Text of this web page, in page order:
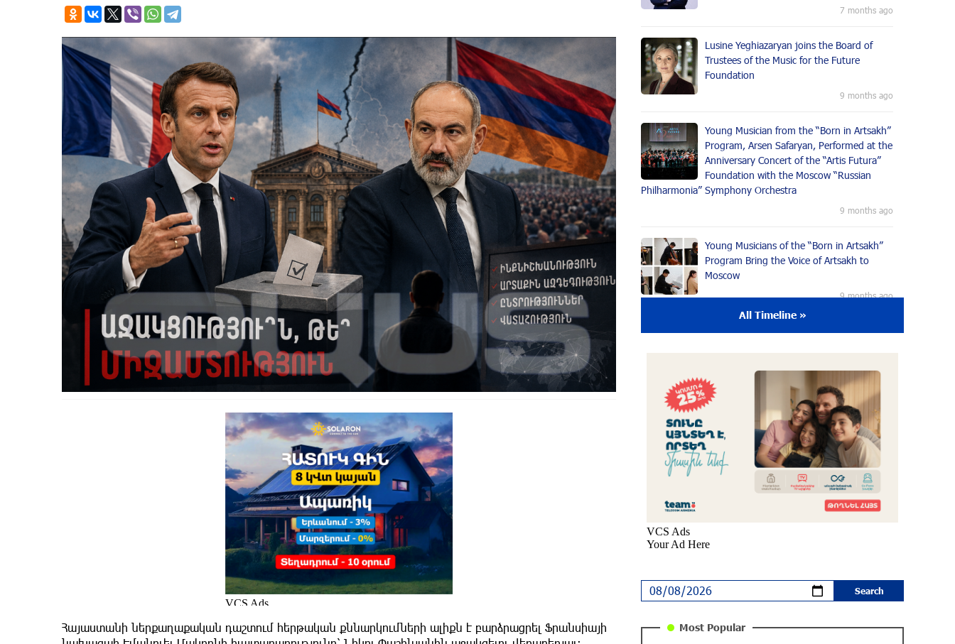
Հայաստանի ներքաղաքական դաշտում հերթական քննարկումների ալիքն է բարձրացրել Ֆրանսիայի
7 months ago
Lusine Yeghiazaryan joins the Board of
Trustees of the Music for the Future
Foundation
9 months ago
Young Musician from the “Born in Artsakh”
Program, Arsen Safaryan, Performed at the
Anniversary Concert of the “Artis Futura”
Foundation with the Moscow “Russian
Philharmonia” Symphony Orchestra
9 months ago
Young Musicians of the “Born in Artsakh”
Program Bring the Voice of Artsakh to
Moscow
9 months ago
The Sound of Artsakh in the USA
Educational Trip and First U.S. Concert of
the Music for Future Foundation’s Young
Musicians
10 months ago
Empowering the Next Generation of
Armenian Talents: “Music for Future”
DIALOG Organization - Partner of the
“Born in Artsakh” Program
All Timeline »
Most Popular